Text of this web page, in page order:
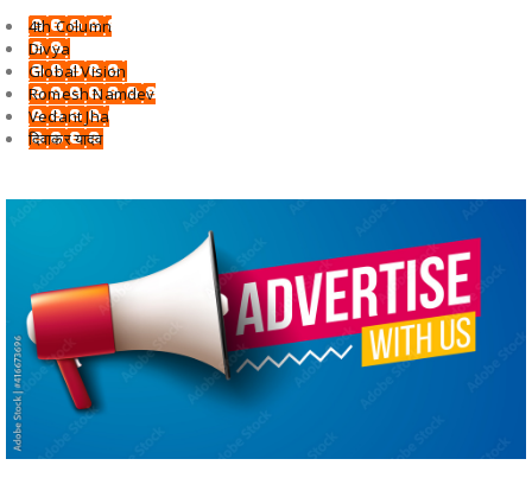
4th Column
Divya
Global Vision
Romesh Namdev
Vedant Jha
दिवाकर यादव